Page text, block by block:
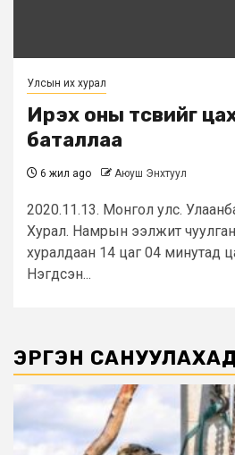
Улсын их хурал
Ирэх оны төсвийг
баталлаа
6 жил ago Аюуш Энхтуул
2020.11.13. Монгол улс.
Хурал. Намрын ээлжит
хуралдаан 14 цаг 04 минутад
Нэгдсэн...
ЭРГЭН